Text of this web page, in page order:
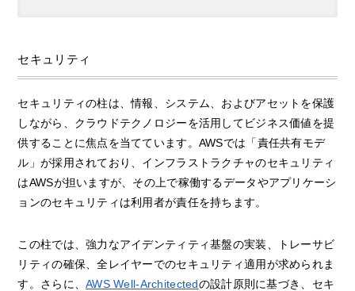
セキュリティ
セキュリティの柱は、情報、システム、およびアセットを保護
しながら、クラウドテクノロジーを活用してビジネス価値を提
供することに焦点を当てています。AWSでは「責任共有モデ
ル」が採用されており、インフラストラクチャのセキュリティ
はAWSが担いますが、その上で稼働するデータやアプリケーシ
ョンのセキュリティは利用者が責任を持ちます。
この柱では、強力なアイデンティティ基盤の実装、トレーサビ
リティの確保、全レイヤーでのセキュリティ適用が求められま
す。さらに、AWS Well-Architectedの設計原則に基づき、セキ